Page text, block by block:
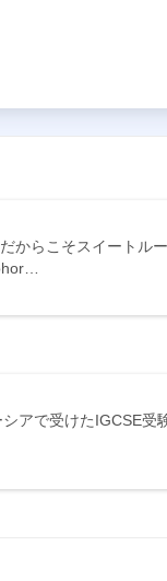
からこそスイートル
アで受けたIGCSE受